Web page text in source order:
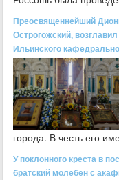
Преосвященнейший
Острогожский,
Ильинского
города. В честь его
У поклонного креста в
братский молебен с